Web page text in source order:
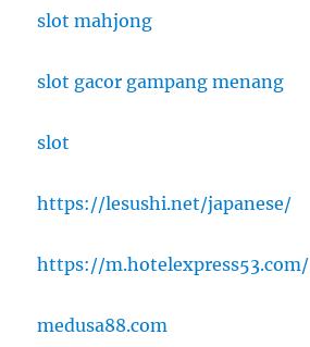
slot mahjong
slot gacor gampang menang
slot
https://lesushi.net/japanese/
https://m.hotelexpress53.com/
medusa88.com